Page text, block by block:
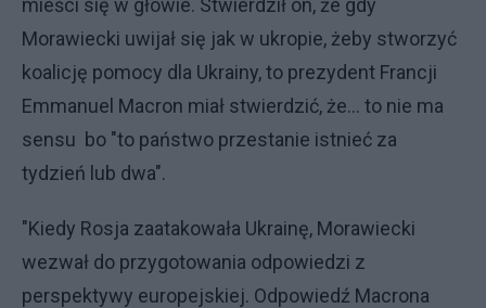
mieści się w głowie. Stwierdził on, że gdy
Morawiecki uwijał się jak w ukropie, żeby stworzyć
koalicję pomocy dla Ukrainy, to prezydent Francji
Emmanuel Macron miał stwierdzić, że... to nie ma
sensu bo "to państwo przestanie istnieć za
tydzień lub dwa".
"Kiedy Rosja zaatakowała Ukrainę, Morawiecki
wezwał do przygotowania odpowiedzi z
perspektywy europejskiej. Odpowiedź Macrona